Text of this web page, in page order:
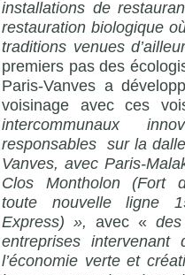
installations de
restauration biologique
traditions venues
premiers pas des
Paris-Vanves a
voisinage avec ces
intercommunaux
responsables sur la
Vanves, avec Paris-
Clos Montholon (Fort
toute nouvelle ligne
Express) », avec «
entreprises
l’économie verte et